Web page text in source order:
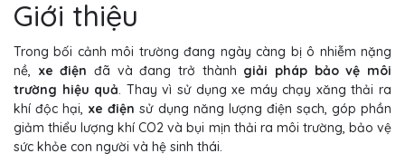
Giới thiệu
Trong bối cảnh môi trường đang ngày càng bị ô nhiễm nặng
nề, xe điện đã và đang trở thành giải pháp bảo vệ môi
trường hiệu quả. Thay vì sử dụng xe máy chạy xăng thải ra
khí độc hại, xe điện sử dụng năng lượng điện sạch, góp phần
giảm thiểu lượng khí CO2 và bụi mịn thải ra môi trường, bảo vệ
sức khỏe con người và hệ sinh thái.